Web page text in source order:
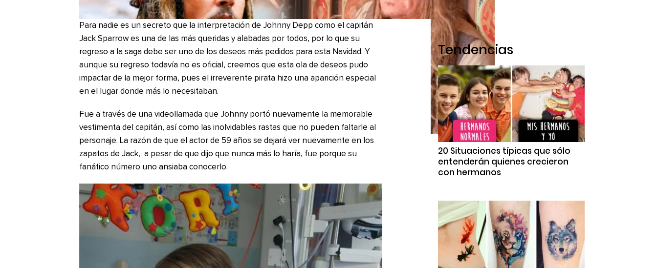
Para nadie es un secreto que la interpretación de Johnny Depp como el capitán
Jack Sparrow es una de las más queridas y alabadas por todos, por lo que su
regreso a la saga debe ser uno de los deseos más pedidos para esta Navidad. Y
aunque su regreso todavía no es oficial, creemos que esta ola de deseos pudo
impactar de la mejor forma, pues el irreverente pirata hizo una aparición especial
en el lugar donde más lo necesitaban.
Fue a través de una videollamada que Johnny portó nuevamente la memorable
vestimenta del capitán, así como las inolvidables rastas que no pueden faltarle al
personaje. La razón de que el actor de 59 años se dejará ver nuevamente en los
zapatos de Jack, a pesar de que dijo que nunca más lo haría, fue porque su
fanático número uno ansiaba conocerlo.
Tendencias
20 Situaciones típicas que sólo
entenderán quienes crecieron
con hermanos